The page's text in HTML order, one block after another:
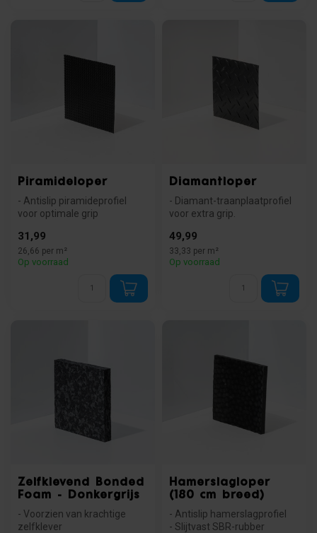
Piramideloper
- Antislip piramideprofiel
voor optimale grip
trillingsabsor...
31,99
26,66 per m²
Op voorraad
Diamantloper
- Diamant-traanplaatprofiel
voor extra grip.
Shore A...
49,99
33,33 per m²
Op voorraad
Zelfklevend Bonded
Foam - Donkergrijs
- Voorzien van krachtige
zelfklever
Hamerslagloper
(180 cm breed)
- Antislip hamerslagprofiel
- Slijtvast SBR-rubber